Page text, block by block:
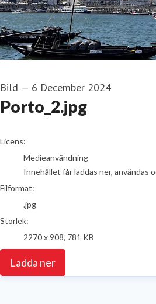
Bild — 6 December 2024
Porto_2.jpg
go to media item
Licens:
Medieanvändning
Innehållet får laddas ner, användas
Filformat:
.jpg
Storlek:
2270 x 908, 781 KB
Ladda ner